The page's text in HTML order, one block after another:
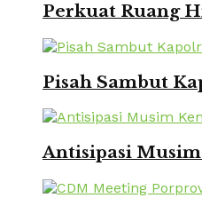
Perkuat Ruang
Pisah Sambut
Antisipasi Musim